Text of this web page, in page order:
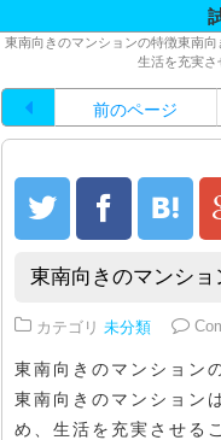
東南向きのマンションの特徴東南
生活を充実さ
前のページ
東南向きのマンショ
カテゴリ 未分類
東南向きのマンション
東南向きのマンション
め、生活を充実させる